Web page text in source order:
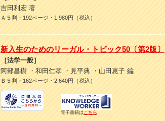
吉田利宏 著
Ａ５判・192ページ・1,980円（税込）
新入生のためのリーガル・トピック50〔第2版〕
［法学一般］
阿部昌樹 ・和田仁孝 ・見平典 ・山田恵子 編
Ｂ５判・162ページ・2,640円（税込）
電子書籍はこちら